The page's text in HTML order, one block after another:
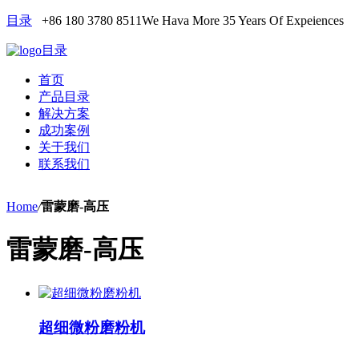
目录 +86 180 3780 8511We Hava More 35 Years Of Expeiences
目录
首页
产品目录
解决方案
成功案例
关于我们
联系我们
Home/雷蒙磨-高压
雷蒙磨-高压
超细微粉磨粉机